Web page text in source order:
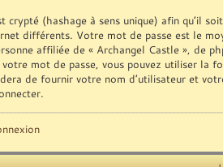
crypté (hashage à sens unique) afin qu’il
différents. Votre mot de passe est le
affiliée de « Archangel Castle », de
mot de passe, vous pouvez utiliser la
de fournir votre nom d’utilisateur et